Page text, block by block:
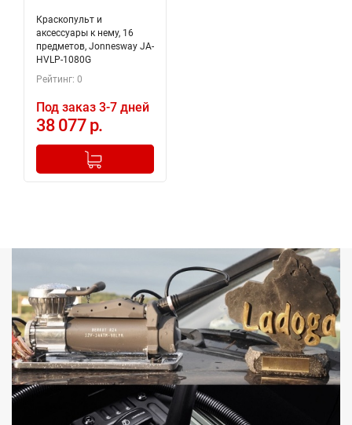
Краскопульт и
аксессуары к нему, 16
предметов, Jonnesway JA-
HVLP-1080G
Рейтинг: 0
Под заказ 3-7 дней
38 077 р.
+
Добавлено в корзину